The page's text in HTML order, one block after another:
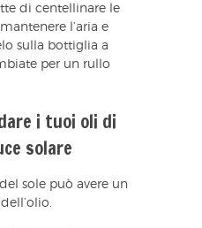
di centellinare le
l’aria e
sulla bottiglia a
per un rullo
i tuoi oli di
solare
sole può avere un